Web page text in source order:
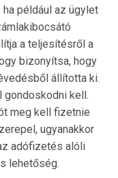
például az ügylet
a teljesítésről a
bizonyítsa, hogy
állította ki.
gondoskodni kell.
meg kell fizetnie
ugyanakkor
adófizetés alóli
lehetőség.